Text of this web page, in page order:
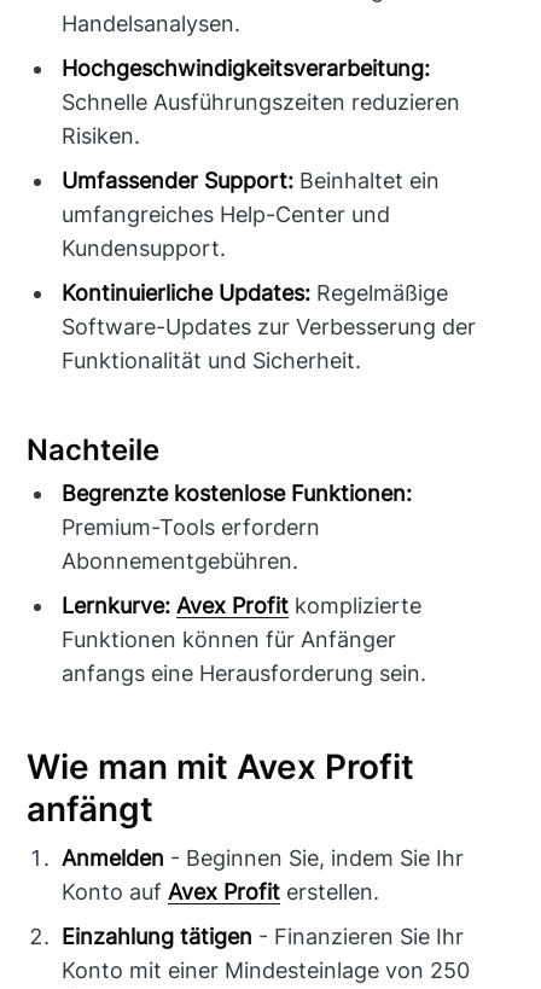
Handelsanalysen.
Hochgeschwindigkeitsverarbeitung:
Schnelle Ausführungszeiten reduzieren
Risiken.
Umfassender Support: Beinhaltet ein
umfangreiches Help-Center und
Kundensupport.
Kontinuierliche Updates: Regelmäßige
Software-Updates zur Verbesserung der
Funktionalität und Sicherheit.
Nachteile
Begrenzte kostenlose Funktionen:
Premium-Tools erfordern
Abonnementgebühren.
Lernkurve: Avex Profit komplizierte
Funktionen können für Anfänger
anfangs eine Herausforderung sein.
Wie man mit Avex Profit
anfängt
Anmelden - Beginnen Sie, indem Sie Ihr
Konto aufAvex Profit erstellen.
Einzahlung tätigen - Finanzieren Sie Ihr
Konto mit einer Mindesteinlage von 250